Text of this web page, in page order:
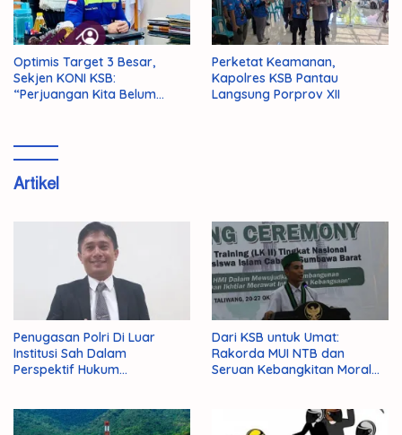
Optimis Target 3 Besar,
Sekjen KONI KSB:
“Perjuangan Kita Belum
Perketat Keamanan,
Kapolres KSB Pantau
Langsung Porprov XII
Artikel
Penugasan Polri Di Luar
Institusi Sah Dalam
Perspektif Hukum
Dari KSB untuk Umat:
Rakorda MUI NTB dan
Seruan Kebangkitan Moral